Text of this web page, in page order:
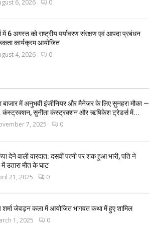
6, 2026 0
में 6 अगस्त को राष्ट्रीय पर्यावरण संरक्षण एवं आपदा प्रबंधन
कार्यक्रम आयोजित
4, 2026 0
बाजार में अनुभवी इंजीनियर और मैनेजर के लिए सुनहरा मौका —
कंस्ट्रक्शन, सुनीता कंस्ट्रक्शन और ऋषिकेश ट्रेडर्स में...
7, 2025 0
देने वाली वारदात: दसवीं पत्नी पर शक हुआ भारी, पति ने
उतारा मौत के घाट
21, 2025 0
शर्मा जेवड़न कला में आयोजित भागवत कथा में हुए शामिल
1, 2025 0